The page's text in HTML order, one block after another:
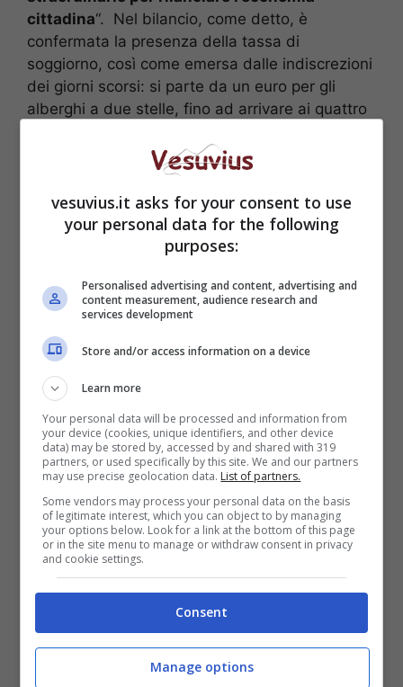
cittadina“. Nel bilancio, come detto, è
confermata la presenza della tassa di
soggiorno, così come emersa dalle indiscrezioni
dei giorni scorsi: si parte da un euro per gli
alberghi a due stelle, fino ad arrivare ai quattro
introito previsto di due milioni di euro.
Oltre alla Tarsu che non subirà aumenti, tra gli
altri punti del bilancio c’èl’Imu con aliquota al 5
per mille sulla prima casa, aliquota massima
all’1,06% del valore imponibile sulle seconde
casee detrazione fissa di duecento euro e
esenzioni per abitazioni di categoria popolare,
l’Irpef viene introdotto un sistema progressivo,
con esenzione per redditi fino a 10mila euro.
vesuvius.it asks for your consent to use
your personal data for the following
purposes:
Personalised advertising and content, advertising and
content measurement, audience research and
services development
Store and/or access information on a device
Learn more
Your personal data will be processed and information from
your device (cookies, unique identifiers, and other device
data) may be stored by, accessed by and shared with 319
partners, or used specifically by this site. We and our partners
may use precise geolocation data. List of partners.
Some vendors may process your personal data on the basis
of legitimate interest, which you can object to by managing
your options below. Look for a link at the bottom of this page
or in the site menu to manage or withdraw consent in privacy
and cookie settings.
Consent
Manage options